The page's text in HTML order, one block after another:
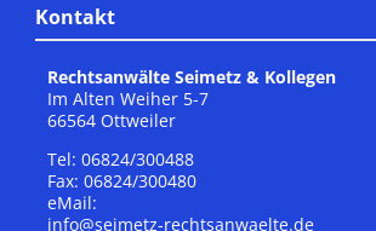
Kontakt
Rechtsanwälte Seimetz & Kollegen
Im Alten Weiher 5-7
66564 Ottweiler
Tel: 06824/300488
Fax: 06824/300480
eMail:
info@seimetz-rechtsanwaelte.de